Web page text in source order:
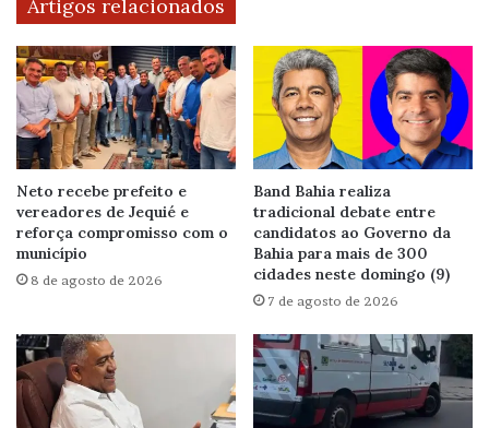
Artigos relacionados
Neto recebe prefeito e
vereadores de Jequié e
reforça compromisso com o
município
8 de agosto de 2026
Band Bahia realiza
tradicional debate entre
candidatos ao Governo da
Bahia para mais de 300
cidades neste domingo (9)
7 de agosto de 2026